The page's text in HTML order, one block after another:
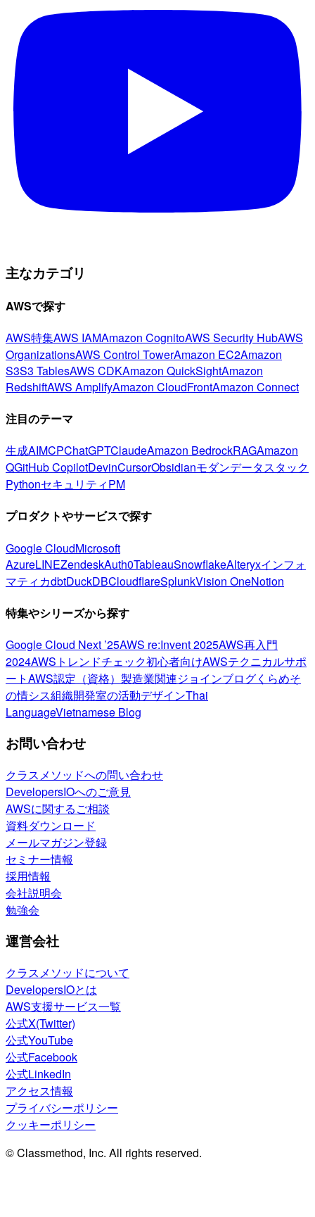
主なカテゴリ
AWSで探す
AWS特集AWS IAMAmazon CognitoAWS Security HubAWS
OrganizationsAWS Control TowerAmazon EC2Amazon
S3S3 TablesAWS CDKAmazon QuickSightAmazon
RedshiftAWS AmplifyAmazon CloudFrontAmazon Connect
注目のテーマ
生成AIMCPChatGPTClaudeAmazon BedrockRAGAmazon
QGitHub CopilotDevinCursorObsidianモダンデータスタック
PythonセキュリティPM
プロダクトやサービスで探す
Google CloudMicrosoft
AzureLINEZendeskAuth0TableauSnowflakeAlteryxインフォ
マティカdbtDuckDBCloudflareSplunkVision OneNotion
特集やシリーズから探す
Google Cloud Next ’25AWS re:Invent 2025AWS再入門
2024AWSトレンドチェック初心者向けAWSテクニカルサポ
ートAWS認定（資格） 製造業関連ジョインブログくらめそ
の情シス組織開発室の活動デザインThai
LanguageVietnamese Blog
お問い合わせ
クラスメソッドへの問い合わせ
DevelopersIOへのご意見
AWSに関するご相談
資料ダウンロード
メールマガジン登録
セミナー情報
採用情報
会社説明会
勉強会
運営会社
クラスメソッドについて
DevelopersIOとは
AWS支援サービス一覧
公式X(Twitter)
公式YouTube
公式Facebook
公式LinkedIn
アクセス情報
プライバシーポリシー
クッキーポリシー
© Classmethod, Inc. All rights reserved.